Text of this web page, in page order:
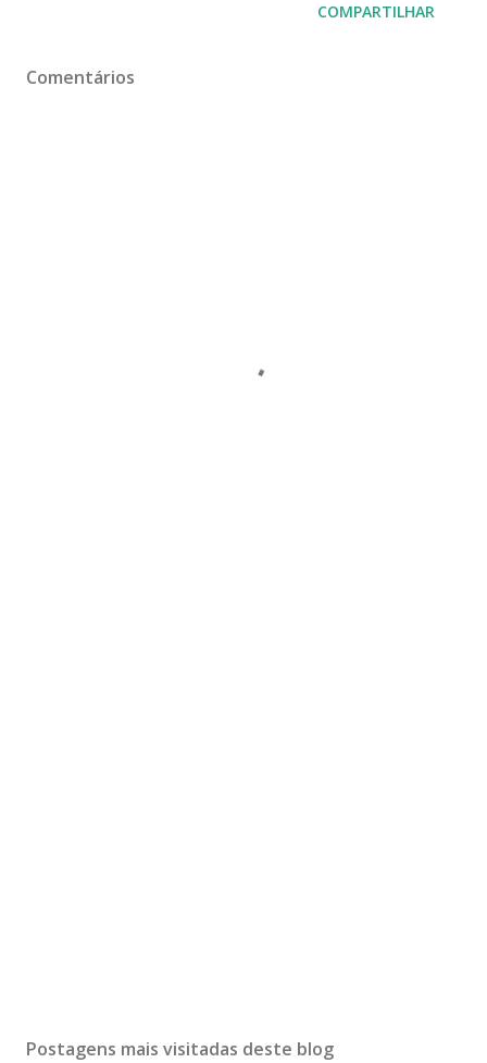
COMPARTILHAR
Comentários
Postagens mais visitadas deste blog